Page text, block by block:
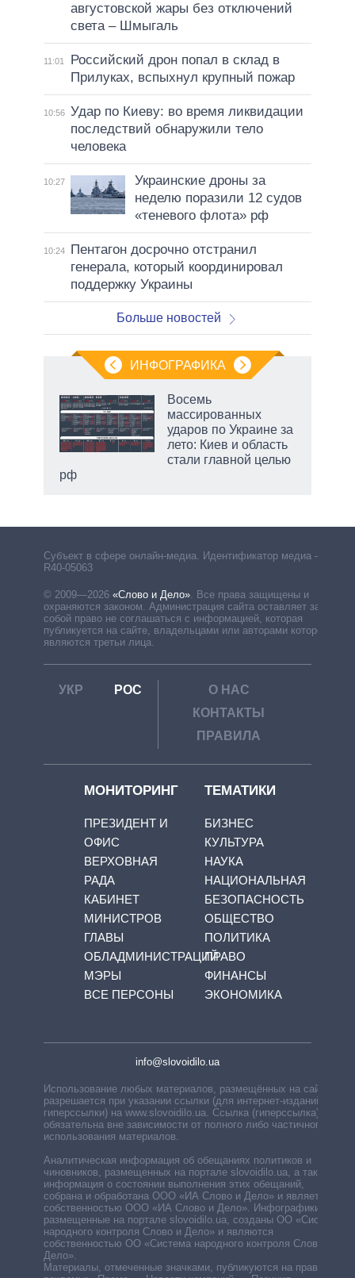
августовской жары без отключений
света – Шмыгаль
11:01
Российский дрон попал в склад в
Прилуках, вспыхнул крупный пожар
10:56 Удар по Киеву: во время ликвидации
последствий обнаружили тело
человека
10:27
Украинские дроны за
неделю поразили 12 судов
«теневого флота» рф
10:24
Пентагон досрочно отстранил
генерала, который координировал
поддержку Украины
Больше новостей
ИНФОГРАФИКА
Восемь
массированных
ударов по Украине за
лето: Киев и область
стали главной целью
рф
Субъект в сфере онлайн-медиа. Идентификатор медиа –
R40-05063
© 2009—2026 «Слово и Дело». Все права защищены и
охраняются законом. Администрация сайта оставляет за
собой право не соглашаться с информацией, которая
публикуется на сайте, владельцами или авторами которой
являются третьи лица.
УКР РОС
О НАС
КОНТАКТЫ
ПРАВИЛА
МОНИТОРИНГ
ПРЕЗИДЕНТ И
ОФИС
ВЕРХОВНАЯ
РАДА
КАБИНЕТ
МИНИСТРОВ
ГЛАВЫ
ОБЛАДМИНИСТРАЦИЙ
МЭРЫ
ВСЕ ПЕРСОНЫ
ТЕМАТИКИ
БИЗНЕС
КУЛЬТУРА
НАУКА
НАЦИОНАЛЬНАЯ
БЕЗОПАСНОСТЬ
ОБЩЕСТВО
ПОЛИТИКА
ПРАВО
ФИНАНСЫ
ЭКОНОМИКА
info@slovoidilo.ua
Использование любых материалов, размещённых на сайте,
разрешается при указании ссылки (для интернет-изданий —
гиперссылки) на www.slovoidilo.ua. Ссылка (гиперссылка)
обязательна вне зависимости от полного либо частичного
использования материалов.
Аналитическая информация об обещаниях политиков и
чиновников, размещенных на портале slovoidilo.ua, а также
информация о состоянии выполнения этих обещаний,
собрана и обработана ООО «ИА Слово и Дело» и является
собственностью ООО «ИА Слово и Дело». Инфографики,
размещенные на портале slovoidilo.ua, созданы ОО «Система
народного контроля Слово и Дело» и являются
собственностью ОО «Система народного контроля Слово и
Дело».
Материалы, отмеченные значками, публикуются на правах